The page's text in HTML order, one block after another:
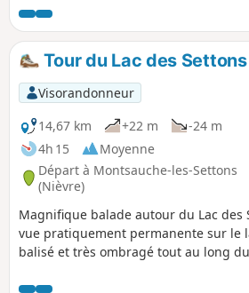
Gouloux et les Cascades de La Cure.
surplomber cette rivière
par des villages et à proximité d'une
Morvan, au lieu-dit Morégnon.
Tour du Lac des Settons
Visorandonneur
14,67 km
+22 m
-24 m
4h 15
Moyenne
Départ à Montsauche-les-Settons
(Nièvre)
Magnifique balade autour du Lac des
vue pratiquement permanente sur le
balisé et très ombragé tout au long